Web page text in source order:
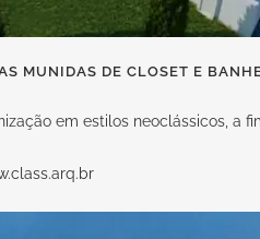
MUNIDAS DE CLOSET E
em estilos neoclássicos, a